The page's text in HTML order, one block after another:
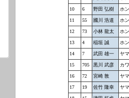
10 6 野田 弘樹 ホ
11 55 國川 浩道 ホ
12 73 小林 龍太 ホ
13 4 稲垣 誠 ホ
14 7 武田 雄一 ヤ
15 705 黒川 武彦 カ
16 72 宮崎 敦 ヤ
17 19 佐竹 隆幸 ヤ